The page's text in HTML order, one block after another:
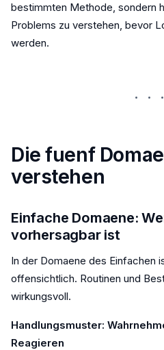
bestimmten Methode, sondern
Problems zu verstehen, bevor
werden.
···
Die fuenf
verstehen
Einfache Domaene:
vorhersagbar ist
In der Domaene des Einfachen
offensichtlich. Routinen und
wirkungsvoll.
Handlungsmuster:
Reagieren